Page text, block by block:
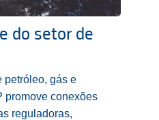
do setor de
petróleo, gás e
promove conexões
reguladoras,